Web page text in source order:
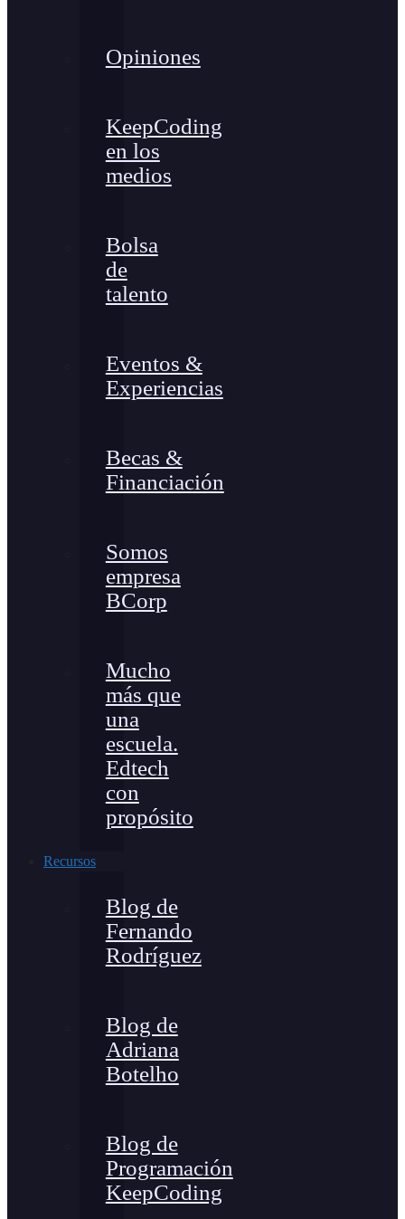
Opiniones
KeepCoding
en los
medios
Bolsa
de
talento
Eventos &
Experiencias
Becas &
Financiación
Somos
empresa
BCorp
Mucho
más que
una
escuela.
Edtech
con
propósito
Recursos
Blog de
Fernando
Rodríguez
Blog de
Adriana
Botelho
Blog de
Programación
KeepCoding